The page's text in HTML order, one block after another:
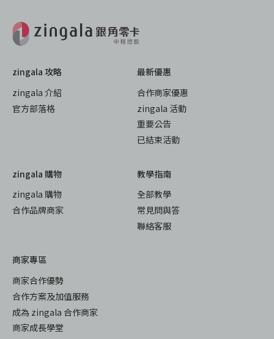
zingala 攻略
zingala 介紹
官方部落格
最新優惠
合作商家優惠
zingala 活動
重要公告
已結束活動
zingala 購物
zingala 購物
合作品牌商家
教學指南
全部教學
常見問與答
聯絡客服
商家專區
商家合作優勢
合作方案及加值服務
成為 zingala 合作商家
商家成長學堂